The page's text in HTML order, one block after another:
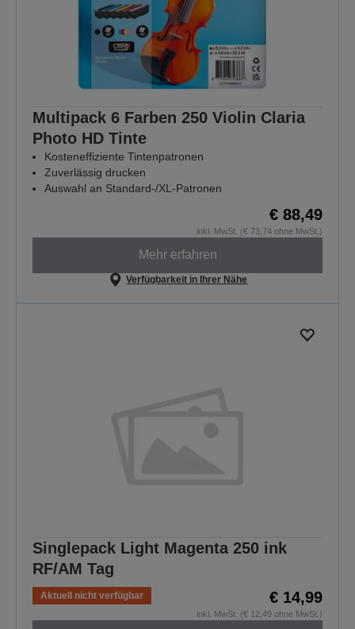
Multipack 6 Farben 250 Violin Claria
Photo HD Tinte
Kosteneffiziente Tintenpatronen
Zuverlässig drucken
Auswahl an Standard-/XL-Patronen
€ 88,49
inkl. MwSt. (€ 73,74 ohne MwSt.)
Mehr erfahren
Verfügbarkeit in Ihrer Nähe
Singlepack Light Magenta 250 ink
RF/AM Tag
Aktuell nicht verfügbar € 14,99
inkl. MwSt. (€ 12,49 ohne MwSt.)